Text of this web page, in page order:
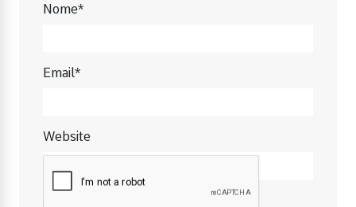
Nome*
Email*
Website